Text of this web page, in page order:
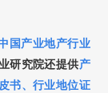
国产业地产行业
研究院还提供产
书、行业地位证